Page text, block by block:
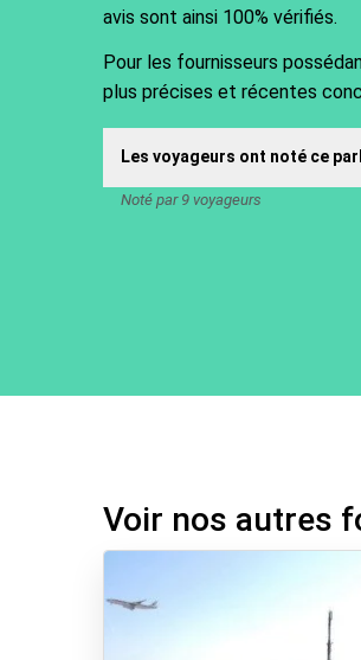
avis sont ainsi 100% vérifiés.
Pour les fournisseurs
plus précises et récentes
Les voyageurs ont noté ce
Noté par 9 voyageurs
Voir nos autres